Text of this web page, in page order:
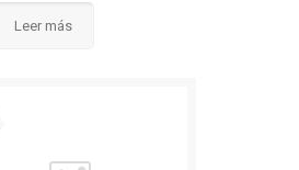
Leer más